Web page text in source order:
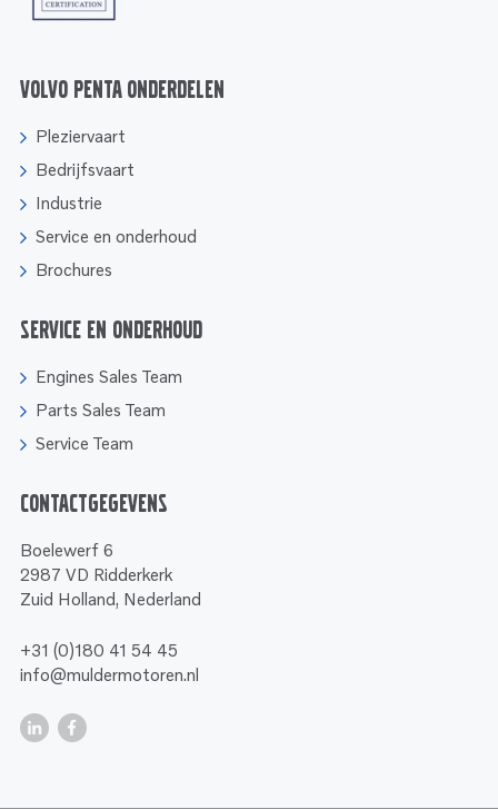
Volvo Penta onderdelen
Pleziervaart
Bedrijfsvaart
Industrie
Service en onderhoud
Brochures
Service en onderhoud
Engines Sales Team
Parts Sales Team
Service Team
Contactgegevens
Boelewerf 6
2987 VD Ridderkerk
Zuid Holland, Nederland
+31 (0)180 41 54 45
info@muldermotoren.nl